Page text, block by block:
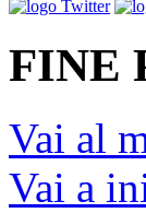
FINE
Vai al
Vai a